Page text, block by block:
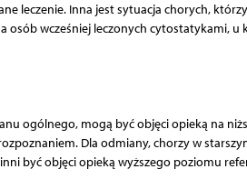
leczenie. Inna jest sytuacja chorych,
osób wcześniej leczonych cytostatykami, u
ogólnego, mogą być objęci opieką na
Dla odmiany, chorzy w
być objęci opieką wyższego poziomu